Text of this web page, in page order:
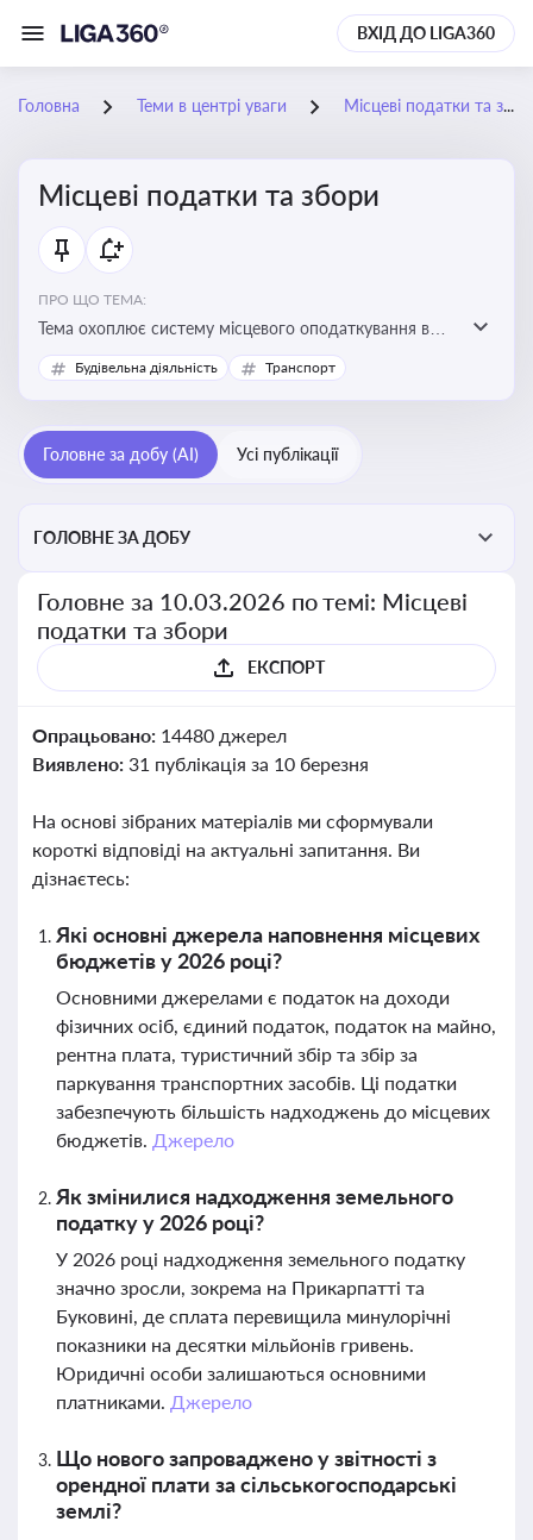
ВХІД ДО LIGA360
Головна Теми в центрі уваги Місцеві податки та збори
Місцеві податки та збори
ПРО ЩО ТЕМА:
Тема охоплює систему місцевого оподаткування в
Україні, включаючи туристичний збір, плату за
земельні ділянки, за паркування транспорту
Будівельна діяльність Транспорт
Головне за добу (AI) Усі публікації
ГОЛОВНЕ ЗА ДОБУ
Головне за 10.03.2026 по темі: Місцеві
податки та збори
ЕКСПОРТ
Опрацьовано: 14480 джерел
Виявлено: 31 публікація за 10 березня
На основі зібраних матеріалів ми сформували
короткі відповіді на актуальні запитання. Ви
дізнаєтесь:
Які основні джерела наповнення місцевих
бюджетів у 2026 році?
Основними джерелами є податок на доходи
фізичних осіб, єдиний податок, податок на майно,
рентна плата, туристичний збір та збір за
паркування транспортних засобів. Ці податки
забезпечують більшість надходжень до місцевих
бюджетів. Джерело
Як змінилися надходження земельного
податку у 2026 році?
У 2026 році надходження земельного податку
значно зросли, зокрема на Прикарпатті та
Буковині, де сплата перевищила минулорічні
показники на десятки мільйонів гривень.
Юридичні особи залишаються основними
платниками. Джерело
Що нового запроваджено у звітності з
орендної плати за сільськогосподарські
землі?